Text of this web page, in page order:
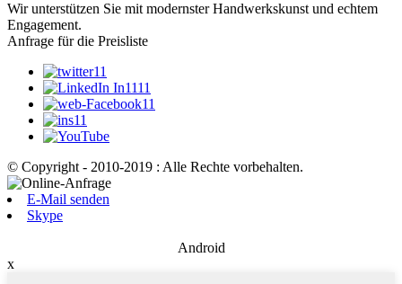
Wir unterstützen Sie mit modernster Handwerkskunst und echtem
Engagement.
Anfrage für die Preisliste
© Copyright - 2010-2019 : Alle Rechte vorbehalten.
E-Mail senden
Skype
Android
x